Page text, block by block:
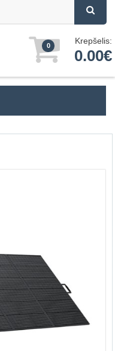
0 Krepšelis:
0.00€